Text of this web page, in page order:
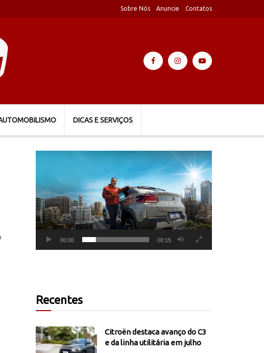
Sobre Nós Anuncie Contatos
DICAS E SERVIÇOS
00:00 00:15
Recentes
Citroën destaca avanço do C3
e da linha utilitária em julho